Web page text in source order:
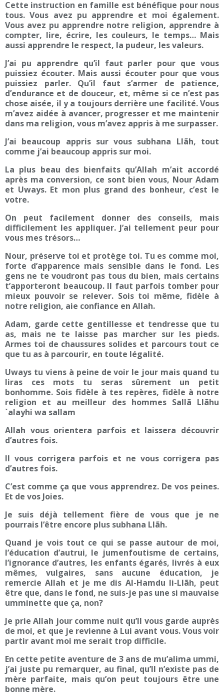
Cette instruction en famille est bénéfique pour nous
tous. Vous avez pu apprendre et moi également.
Vous avez pu apprendre notre religion, apprendre à
compter, lire, écrire, les couleurs, le temps… Mais
aussi apprendre le respect, la pudeur, les valeurs.
J’ai pu apprendre qu’il faut parler pour que vous
puissiez écouter. Mais aussi écouter pour que vous
puissiez parler. Qu’il faut s’armer de patience,
d’endurance et de douceur, et, même si ce n’est pas
chose aisée, il y a toujours derrière une facilité. Vous
m’avez aidée à avancer, progresser et me maintenir
dans ma religion, vous m’avez appris à me surpasser.
J’ai beaucoup appris sur vous subhana Llãh, tout
comme j’ai beaucoup appris sur moi.
La plus beau des bienfaits qu’Allah m’ait accordé
après ma conversion, ce sont bien vous, Nour Adam
et Uways. Et mon plus grand des bonheur, c’est le
votre.
On peut facilement donner des conseils, mais
difficilement les appliquer. J’ai tellement peur pour
vous mes trésors…
Nour, préserve toi et protège toi. Tu es comme moi,
forte d’apparence mais sensible dans le fond. Les
gens ne te voudront pas tous du bien, mais certains
t’apporteront beaucoup. Il faut parfois tomber pour
mieux pouvoir se relever. Sois toi même, fidèle à
notre religion, aie confiance en Allah.
Adam, garde cette gentillesse et tendresse que tu
as, mais ne te laisse pas marcher sur les pieds.
Armes toi de chaussures solides et parcours tout ce
que tu as à parcourir, en toute légalité.
Uways tu viens à peine de voir le jour mais quand tu
liras ces mots tu seras sûrement un petit
bonhomme. Sois fidèle à tes repères, fidèle à notre
religion et au meilleur des hommes Sallã Llãhu
`alayhi wa sallam
Allah vous orientera parfois et laissera découvrir
d’autres fois.
Il vous corrigera parfois et ne vous corrigera pas
d’autres fois.
C’est comme ça que vous apprendrez. De vos peines.
Et de vos Joies.
Je suis déjà tellement fière de vous que je ne
pourrais l’être encore plus subhana Llãh.
Quand je vois tout ce qui se passe autour de moi,
l’éducation d’autrui, le jumenfoutisme de certains,
l’ignorance d’autres, les enfants égarés, livrés à eux
mêmes, vulgaires, sans aucune éducation, je
remercie Allah et je me dis Al-Hamdu li-Llãh, peut
être que, dans le fond, ne suis-je pas une si mauvaise
umminette que ça, non?
Je prie Allah jour comme nuit qu’Il vous garde auprès
de moi, et que je revienne à Lui avant vous. Vous voir
partir avant moi me serait trop difficile.
En cette petite aventure de 3 ans de mu’alima ummi,
j’ai juste pu remarquer, au final, qu’Il n’existe pas de
mère parfaite, mais qu’on peut toujours être une
bonne mère.